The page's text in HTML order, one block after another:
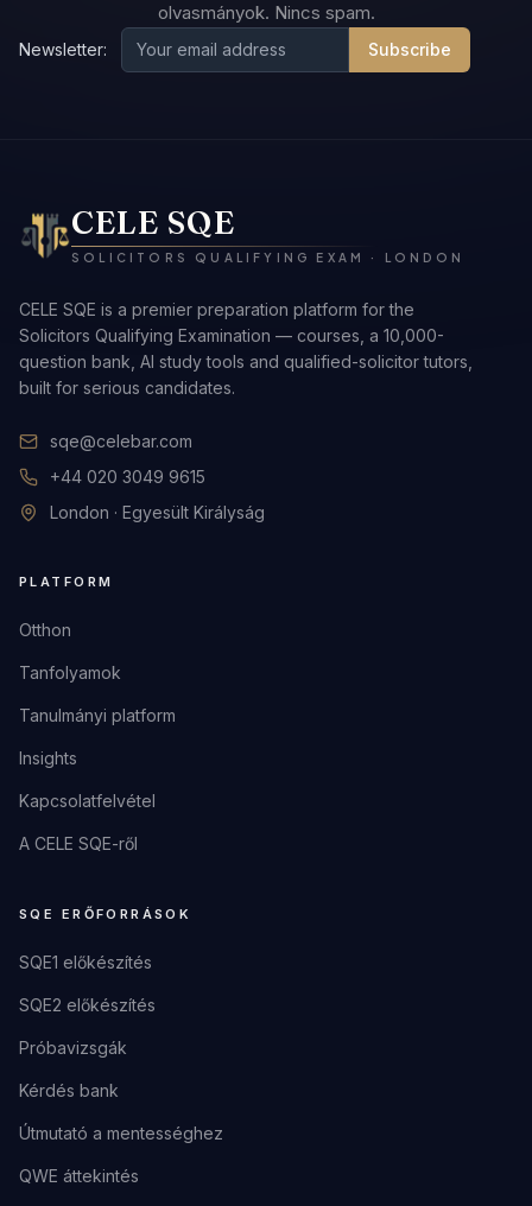
olvasmányok. Nincs spam.
Newsletter: Subscribe
CELE SQE
SOLICITORS QUALIFYING EXAM · LONDON
CELE SQE is a premier preparation platform for the
Solicitors Qualifying Examination — courses, a 10,000-
question bank, AI study tools and qualified-solicitor tutors,
built for serious candidates.
sqe@celebar.com
+44 020 3049 9615
London · Egyesült Királyság
PLATFORM
Otthon
Tanfolyamok
Tanulmányi platform
Insights
Kapcsolatfelvétel
A CELE SQE-ről
SQE ERŐFORRÁSOK
SQE1 előkészítés
SQE2 előkészítés
Próbavizsgák
Kérdés bank
Útmutató a mentességhez
QWE áttekintés